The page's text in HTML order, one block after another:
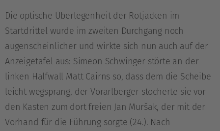
Die optische Überlegenheit der Rotjacken im
Startdrittel wurde im zweiten Durchgang noch
augenscheinlicher und wirkte sich nun auch auf der
Anzeigetafel aus: Simeon Schwinger störte an der
linken Halfwall Matt Cairns so, dass dem die Scheibe
leicht wegsprang, der Vorarlberger stocherte sie vor
den Kasten zum dort freien Jan Muršak, der mit der
Vorhand für die Führung sorgte (24.). Nach